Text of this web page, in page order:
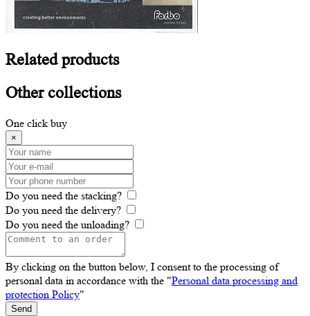
Relatedproducts
Othercollections
One click buy
×
Do you need the stacking?
Do you need the delivery?
Do you need the unloading?
By clicking on the button below, I consent to the processing of
personal data in accordance with the "Personal data processing and
protection Policy"
Send